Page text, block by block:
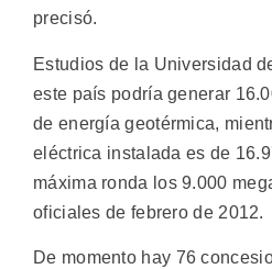
precisó.
Estudios de la Universidad
este país podría generar
de energía geotérmica,
eléctrica instalada es de
máxima ronda los 9.000
oficiales de febrero de 2012.
De momento hay 76